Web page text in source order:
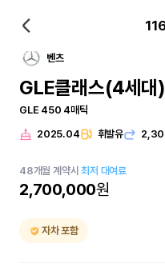
벤츠
GLE클래스(4세대)
GLE 450 4매틱
2025.04 휘발유
48개월 계약시최저 대여료
2,700,000원
자차 포함